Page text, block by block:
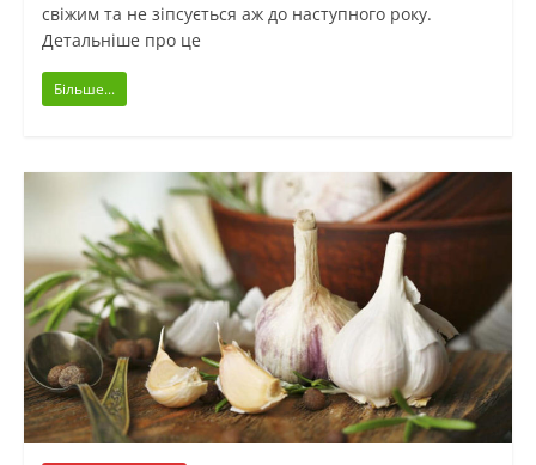
свіжим та не зіпсується аж до наступного року.
Детальніше про це
Більше...